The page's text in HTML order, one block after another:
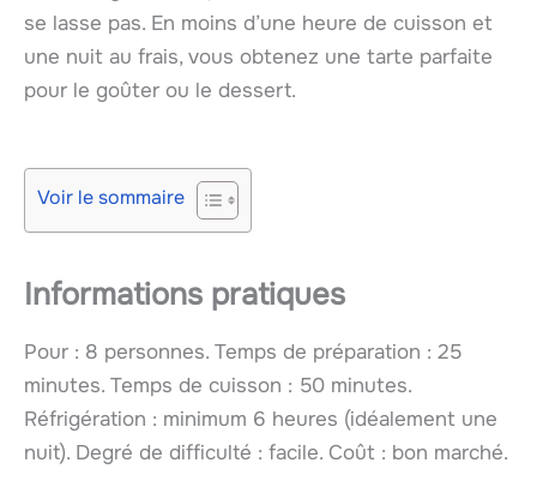
se lasse pas. En moins d’une heure de cuisson et
une nuit au frais, vous obtenez une tarte parfaite
pour le goûter ou le dessert.
Voir le sommaire
Informations pratiques
Pour : 8 personnes. Temps de préparation : 25
minutes. Temps de cuisson : 50 minutes.
Réfrigération : minimum 6 heures (idéalement une
nuit). Degré de difficulté : facile. Coût : bon marché.